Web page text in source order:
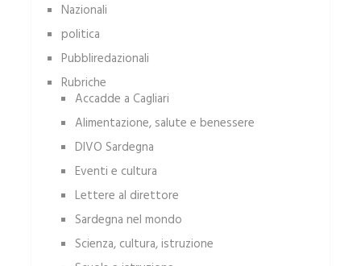
Nazionali
politica
Pubbliredazionali
Rubriche
Accadde a Cagliari
Alimentazione, salute e benessere
DIVO Sardegna
Eventi e cultura
Lettere al direttore
Sardegna nel mondo
Scienza, cultura, istruzione